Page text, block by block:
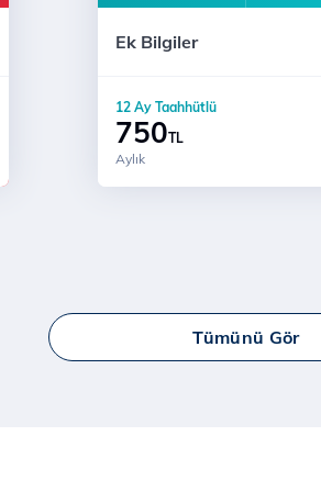
Ek Bilgiler
12 Ay Taahhütlü
12 Ay Taahhütlü
750TL
Aylık
Tümünü Gör